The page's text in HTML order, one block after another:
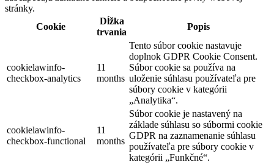
stránky.
Cookie
Dĺžka
trvania
Popis
cookielawinfo-
checkbox-analytics
11
months
Tento súbor cookie nastavuje
doplnok GDPR Cookie Consent.
Súbor cookie sa používa na
uloženie súhlasu používateľa pre
súbory cookie v kategórii
„Analytika“.
cookielawinfo-
checkbox-functional
11
months
Súbor cookie je nastavený na
základe súhlasu so súbormi cookie
GDPR na zaznamenanie súhlasu
používateľa pre súbory cookie v
kategórii „Funkčné“.